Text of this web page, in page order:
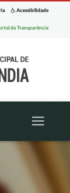
Acessibilidade
da Transparência